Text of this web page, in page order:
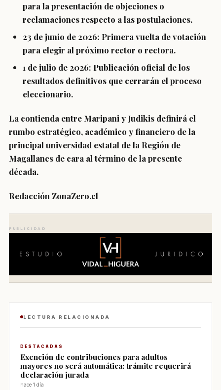
para la presentación de objeciones o
reclamaciones respecto a las postulaciones.
23 de junio de 2026: Primera vuelta de votación
para elegir al próximo rector o rectora.
1 de julio de 2026: Publicación oficial de los
resultados definitivos que cerrarán el proceso
eleccionario.
La contienda entre Maripani y Judikis definirá el
rumbo estratégico, académico y financiero de la
principal universidad estatal de la Región de
Magallanes de cara al término de la presente
década.
Redacción ZonaZero.cl
PUBLICIDAD
LECTURA RELACIONADA
DESTACADAS
Exención de contribuciones para adultos
mayores no será automática: trámite requerirá
declaración jurada
hace 1 día